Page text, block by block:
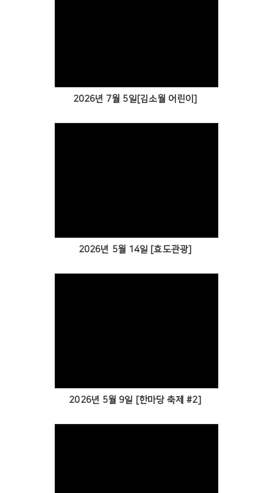
2026년 7월 5일[김소월 어린이]
2026년 5월 14일 [효도관광]
2026년 5월 9일 [한마당 축제 #2]